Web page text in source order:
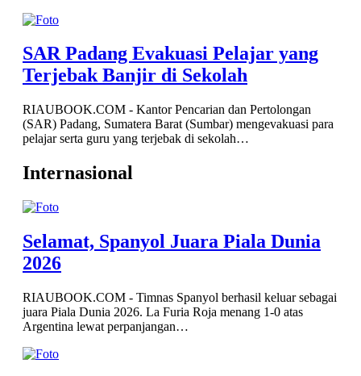
SAR Padang Evakuasi Pelajar yang
Terjebak Banjir di Sekolah
RIAUBOOK.COM - Kantor Pencarian dan Pertolongan
(SAR) Padang, Sumatera Barat (Sumbar) mengevakuasi para
pelajar serta guru yang terjebak di sekolah…
Internasional
Selamat, Spanyol Juara Piala Dunia
2026
RIAUBOOK.COM - Timnas Spanyol berhasil keluar sebagai
juara Piala Dunia 2026. La Furia Roja menang 1-0 atas
Argentina lewat perpanjangan…